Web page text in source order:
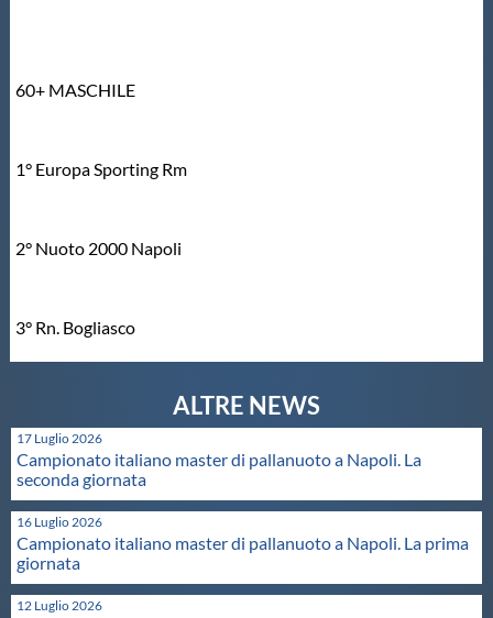
60+ MASCHILE
1° Europa Sporting Rm
2° Nuoto 2000 Napoli
3° Rn. Bogliasco
17 Luglio 2026
Campionato italiano master di pallanuoto a Napoli. La
seconda giornata
16 Luglio 2026
Campionato italiano master di pallanuoto a Napoli. La prima
giornata
12 Luglio 2026